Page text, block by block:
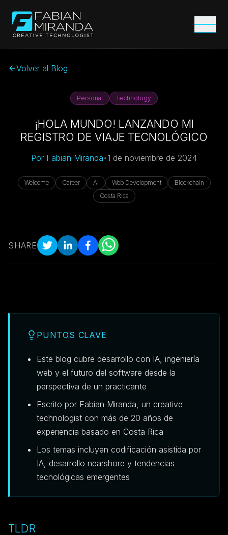
Volver al Blog
Personal Technology
¡HOLA MUNDO! LANZANDO MI
REGISTRO DE VIAJE TECNOLÓGICO
Por Fabian Miranda•1 de noviembre de 2024
Welcome Career AI Web Development
Blockchain
Costa Rica
SHARE
PUNTOS CLAVE
Este blog cubre desarrollo con IA, ingeniería
web y el futuro del software desde la
perspectiva de un practicante
Escrito por Fabian Miranda, un creative
technologist con más de 20 años de
experiencia basado en Costa Rica
Los temas incluyen codificación asistida por
IA, desarrollo nearshore y tendencias
tecnológicas emergentes
TLDR